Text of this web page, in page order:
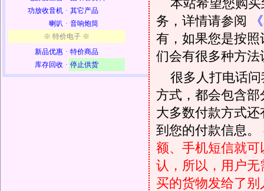
功放收音机 · 其它产品
喇叭 · 音响炮筒
※ 特价电子 ※
新品优惠 · 特价商品
库存回收 · 停止供货
本站希望您购
务，详情请参阅
有，如果您是按
们会有很多种方
很多人打电话
方式，都会包含
大多数付款方式
到您的付款信息。
额、手机短信就可
认，所以，用户
买的货物发给了别